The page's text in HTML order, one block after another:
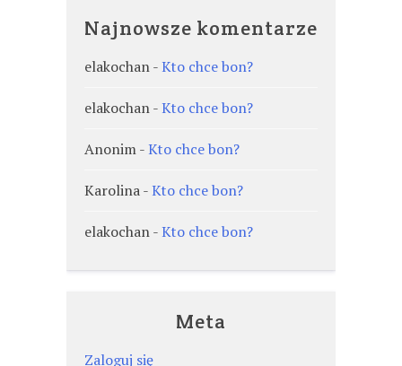
Najnowsze komentarze
elakochan-Kto chce bon?
elakochan-Kto chce bon?
Anonim-Kto chce bon?
Karolina-Kto chce bon?
elakochan-Kto chce bon?
Meta
Zaloguj się